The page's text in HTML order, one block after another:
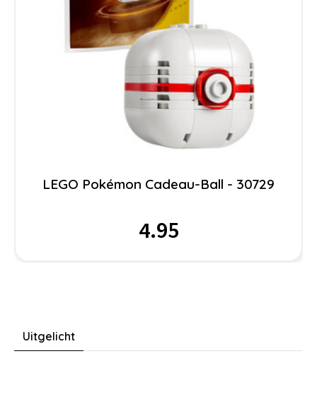
LEGO Pokémon Cadeau-Ball - 30729
4.95
Uitgelicht